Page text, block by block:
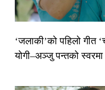
‘जलाकी’को पहिलो गीत
योगी–अञ्जु पन्तको